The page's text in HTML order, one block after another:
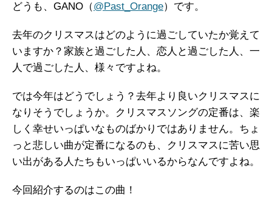
b
o
k
t
e
n
a
どうも、GANO（@Past_Orange）です。
去年のクリスマスはどのように過ごしていたか覚えて
いますか？家族と過ごした人、恋人と過ごした人、一
人で過ごした人、様々ですよね。
では今年はどうでしょう？去年より良いクリスマスに
なりそうでしょうか。クリスマスソングの定番は、楽
しく幸せいっぱいなものばかりではありません。ちょ
っと悲しい曲が定番になるのも、クリスマスに苦い思
い出がある人たちもいっぱいいるからなんですよね。
今回紹介するのはこの曲！